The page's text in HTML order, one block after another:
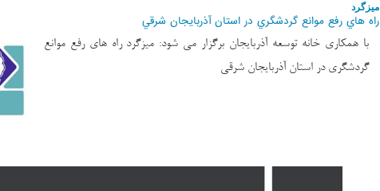
ميزگرد
راه هاي رفع موانع گردشگري در استان آذربايجان شرقي
با همكاري خانه توسعه آذربايجان برگزار مي شود: ميزگرد راه هاي رفع موانع
گردشگري در استان آذربايجان شرقي